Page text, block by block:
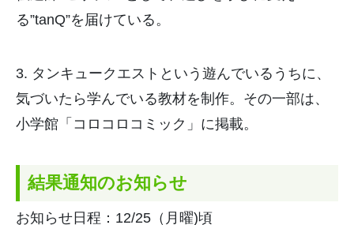
る”tanQ”を届けている。
3. タンキュークエストという遊んでいるうちに、
気づいたら学んでいる教材を制作。その一部は、
小学館「コロコロコミック」に掲載。
結果通知のお知らせ
お知らせ日程：12/25（月曜)頃